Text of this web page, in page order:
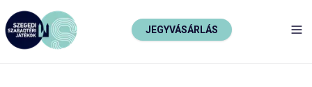
JEGYVÁSÁRLÁS